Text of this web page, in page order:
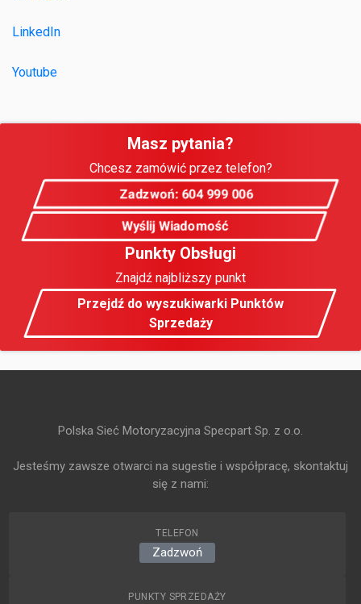
LinkedIn
Youtube
Masz pytania?
Chcesz zamówić przez telefon?
Zadzwoń: 604 999 006
Wyślij Wiadomość
Punkty Obsługi
Znajdź najbliższy punkt
Przejdź do wyszukiwarki Punktów
Sprzedaży
Polska Sieć Motoryzacyjna Specpart Sp. z o.o.
Jesteśmy zawsze otwarci na sugestie i współpracę, skontaktuj
się z nami:
TELEFON
Zadzwoń
PUNKTY SPRZEDAŻY